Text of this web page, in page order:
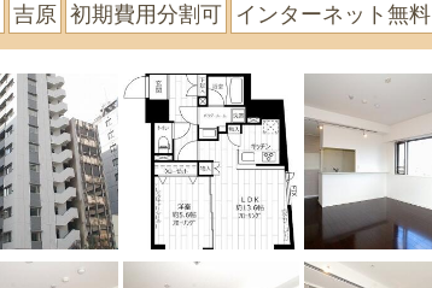
吉原 初期費用分割可 インターネット無料